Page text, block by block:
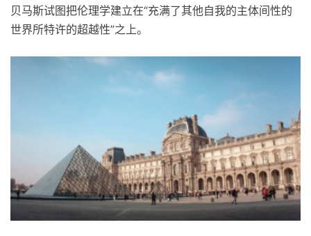
贝马斯试图把伦理学建立在“充满了其他自我的主体间性的
世界所特许的超越性”之上。